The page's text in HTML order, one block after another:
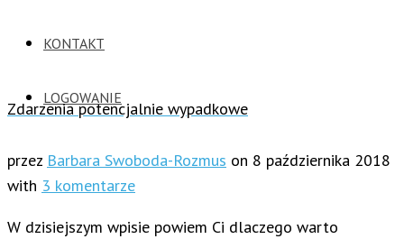
KONTAKT
LOGOWANIE
Zdarzenia potencjalnie wypadkowe
przez Barbara Swoboda-Rozmus on 8 października 2018
with 3 komentarze
W dzisiejszym wpisie powiem Ci dlaczego warto